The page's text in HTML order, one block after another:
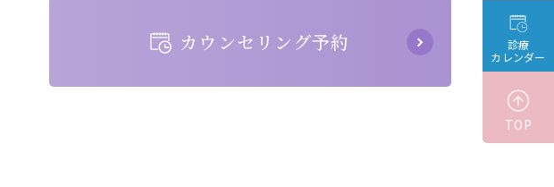
診療
カレンダー
TOP
カウンセリング予約